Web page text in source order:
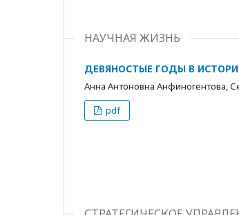
НАУЧНАЯ ЖИЗНЬ
ДЕВЯНОСТЫЕ ГОДЫ В
Анна Антоновна Анфиногентова,
pdf